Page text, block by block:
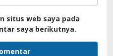
situs web saya pada
saya berikutnya.